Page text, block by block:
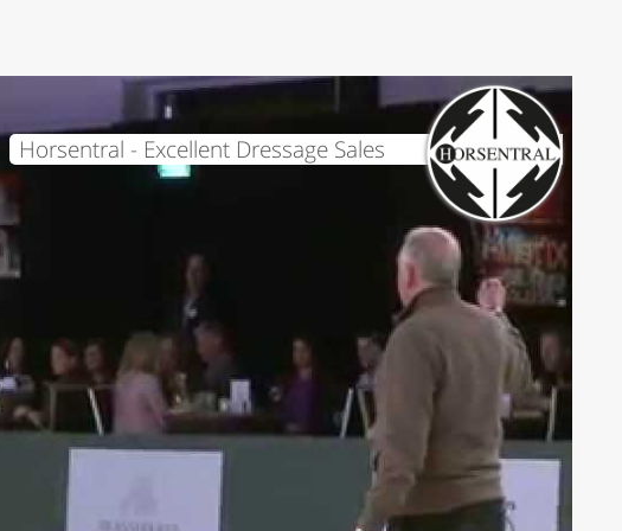
Horsentral - Excellent Dressage Sales